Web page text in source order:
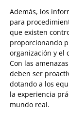
Además, los
para
que existen
proporcionando
organización y el
Con las
deben ser
dotando a los
la experiencia
mundo real.